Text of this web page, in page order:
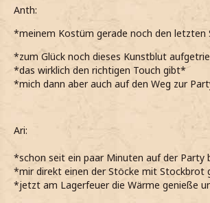
Anth:
*meinem Kostüm gerade noch den letzten
*zum Glück noch dieses Kunstblut
*das wirklich den richtigen Touch gibt*
*mich dann aber auch auf den Weg zur
Ari:
*schon seit ein paar Minuten auf der Party
*mir direkt einen der Stöcke mit Stockbrot
*jetzt am Lagerfeuer die Wärme genieße